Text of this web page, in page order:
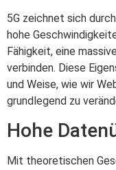
5G zeichnet sich
hohe
Fähigkeit, eine
verbinden. Diese
und Weise, wie wir
grundlegend zu
Hohe
Mit theoretischen